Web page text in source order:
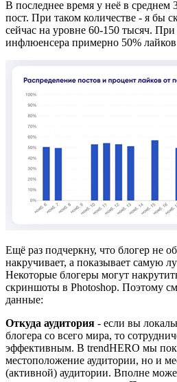
В последнее время у неё в среднем
пост. При таком количестве - я бы
сейчас на уровне 60-150 тысяч.
инфлюенсера примерно 50%
Ещё раз подчеркну, что блогер не
накручивает, а показывает самую
Некоторые блогеры могут
скриншоты в Photoshop. Поэтому
данные:
Откуда аудитория - если вы
блогера со всего мира, то
эффективным. В trendHERO мы
местоположение аудитории, но и
(активной) аудитории. Вполне